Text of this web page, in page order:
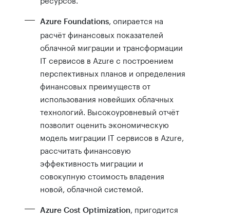
Azure Foundations, опирается на
расчёт финансовых показателей
облачной миграции и трансформации
IT сервисов в Azure с построением
перспективных планов и определения
финансовых преимуществ от
использования новейших облачных
технологий. Высокоуровневый отчёт
позволит оценить экономическую
модель миграции IT сервисов в Azure,
рассчитать финансовую
эффективность миграции и
совокупную стоимость владения
новой, облачной системой.
Azure Cost Optimization, пригодится